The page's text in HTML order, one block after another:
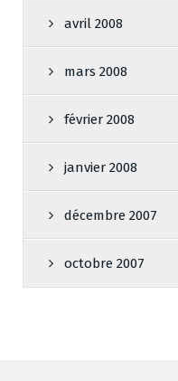
avril 2008
mars 2008
février 2008
janvier 2008
décembre 2007
octobre 2007